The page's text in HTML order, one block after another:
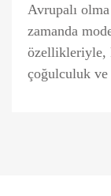
Avrupalı
zamanda
özellikleriyle,
çoğulculuk ve